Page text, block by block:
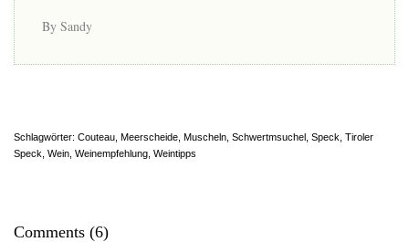
By Sandy
Schlagwörter: Couteau Meerscheide Muscheln Schwertmsuchel Speck Tiroler
Speck Wein Weinempfehlung Weintipps
Comments (6)